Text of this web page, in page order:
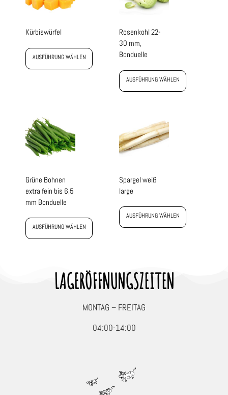
Kürbiswürfel
AUSFÜHRUNG WÄHLEN
Rosenkohl 22-
30 mm,
Bonduelle
AUSFÜHRUNG WÄHLEN
Grüne Bohnen
extra fein bis 6,5
mm Bonduelle
AUSFÜHRUNG WÄHLEN
Spargel weiß
large
AUSFÜHRUNG WÄHLEN
LAGERÖFFNUNGSZEITEN
MONTAG – FREITAG
04:00-14:00